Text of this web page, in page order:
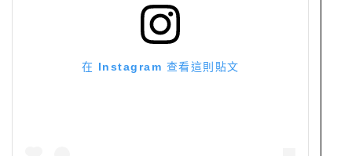
在 Instagram 查看這則貼文